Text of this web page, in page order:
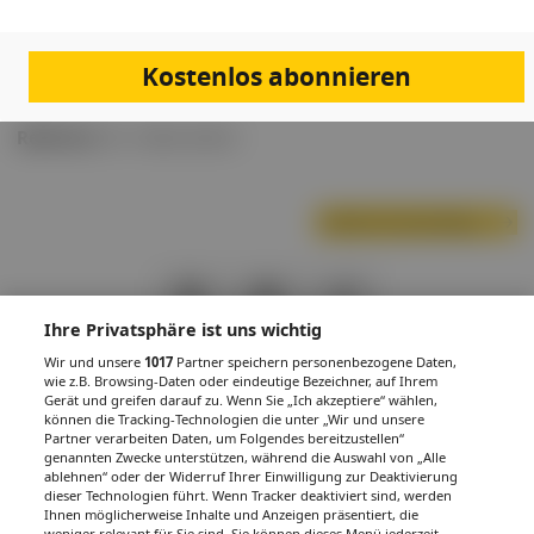
medizinischer Evidenz eingeordnet.
IMPRESSUM DATENSCHUTZ BAFG NUTZUNGSBEDINGUNGEN
MEDIADATEN & TARIFE PRESSE ZWECKE ANZEIGEN
© 2026 Gesund.at – All rights reserved – Patientenwissen:
Ihre Privatsphäre ist uns wichtig
Wir und unsere1017 Partner speichern personenbezogene Daten,
wie z.B. Browsing-Daten oder eindeutige Bezeichner, auf Ihrem
Gerät und greifen darauf zu. Wenn Sie „Ich akzeptiere“ wählen,
können die Tracking-Technologien die unter „Wir und unsere
Partner verarbeiten Daten, um Folgendes bereitzustellen“
genannten Zwecke unterstützen, während die Auswahl von „Alle
ablehnen“ oder der Widerruf Ihrer Einwilligung zur Deaktivierung
dieser Technologien führt. Wenn Tracker deaktiviert sind, werden
Ihnen möglicherweise Inhalte und Anzeigen präsentiert, die
Kostenlos abonnieren